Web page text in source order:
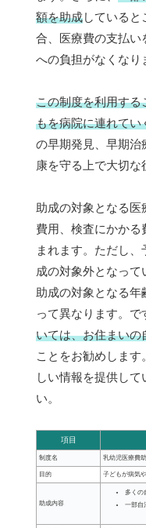
額を助成している
合、医療費の支払い
への負担がなくなり
この制度を利用する
もを病院に連れてい
の早期発見、早期治
康を守る上で大切な
助成の対象となる医
費用、検査にかかる
まれます。ただし
成の対象外となって
助成の対象となる年
って異なります。で
いては、お住まいの
ことをお勧めしま
しい情報を提供し
い。
項目
制度名 乳幼児医療費
目的 子どもが病気
助成内容
多くの
一部自